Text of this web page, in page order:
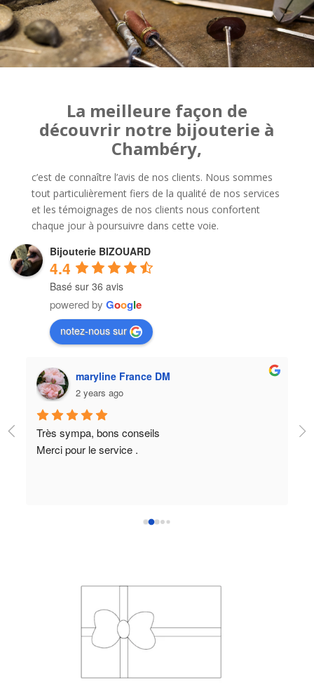
La meilleure façon de
découvrir notre bijouterie à
Chambéry,
c’est de connaître l’avis de nos clients. Nous sommes
tout particulièrement fiers de la qualité de nos services
et les témoignages de nos clients nous confortent
chaque jour à poursuivre dans cette voie.
Bijouterie BIZOUARD
4.4
Basé sur 36 avis
powered by Google
notez-nous sur
maryline France DM
2 years ago
Très sympa, bons conseils
Merci pour le service .